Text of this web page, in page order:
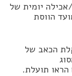
יומית של
הווסת
תועלת.